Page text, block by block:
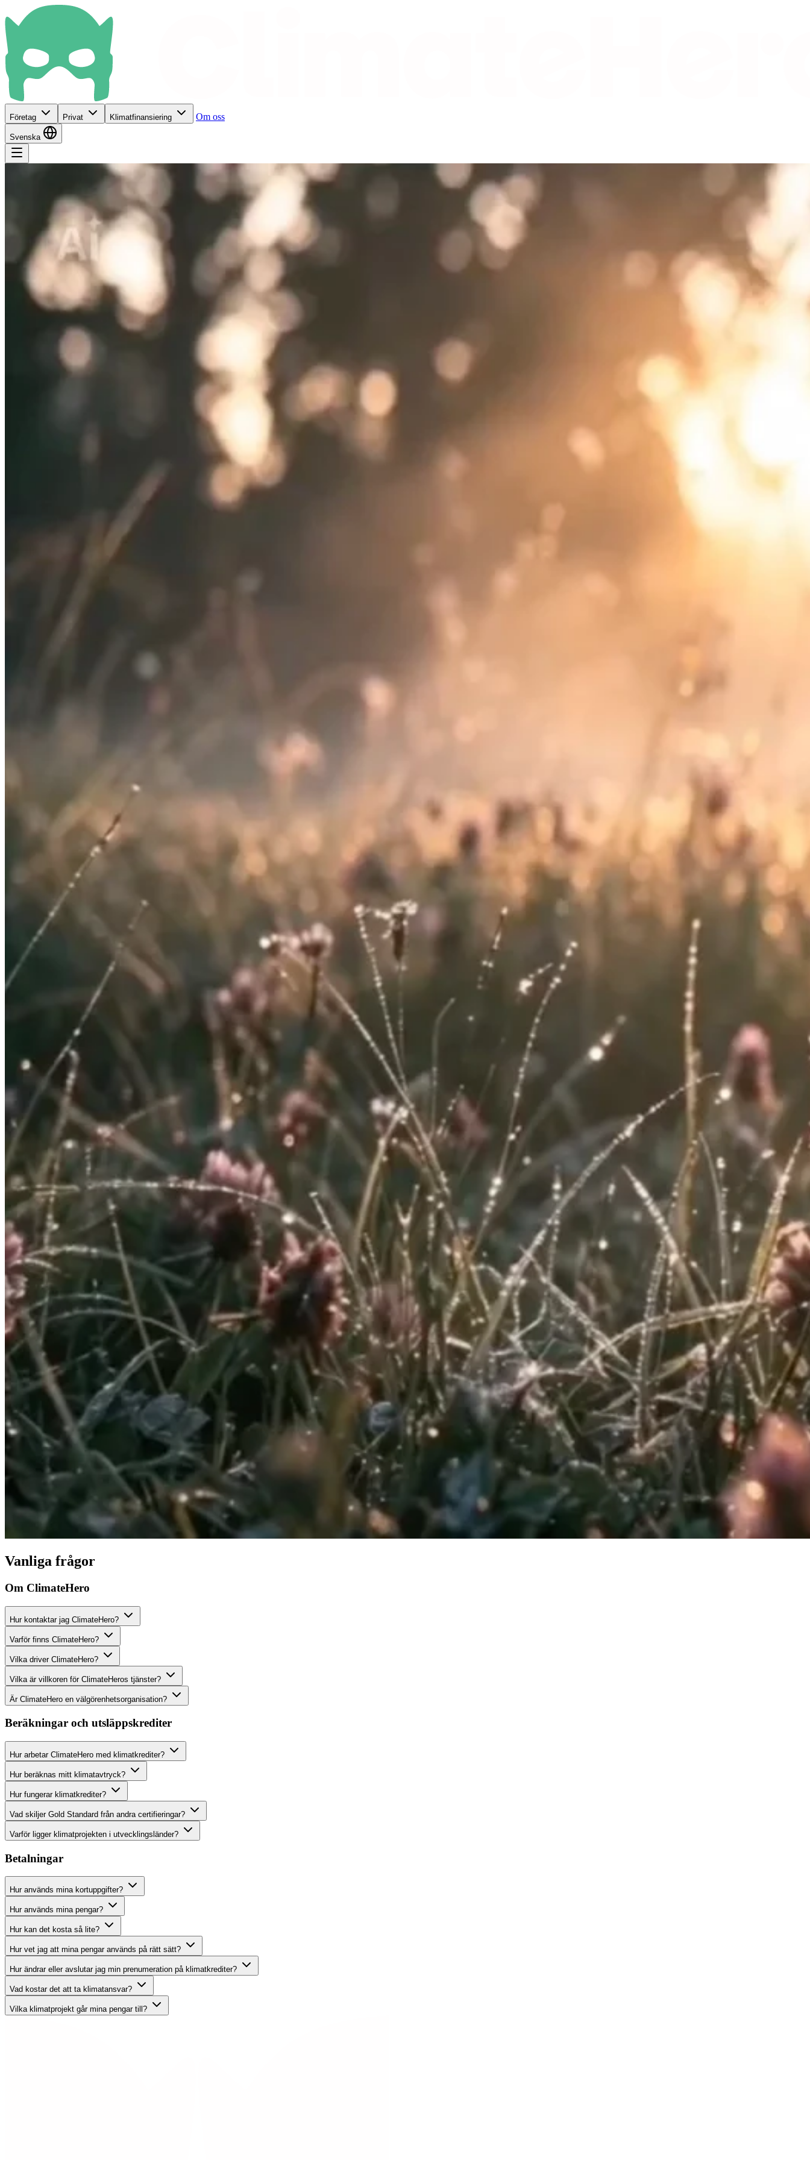
Företag Privat Klimatfinansiering Om oss
Svenska
Vanliga frågor
Om ClimateHero
Hur kontaktar jag ClimateHero?
Varför finns ClimateHero?
Vilka driver ClimateHero?
Vilka är villkoren för ClimateHeros tjänster?
Är ClimateHero en välgörenhetsorganisation?
Beräkningar och utsläppskrediter
Hur arbetar ClimateHero med klimatkrediter?
Hur beräknas mitt klimatavtryck?
Hur fungerar klimatkrediter?
Vad skiljer Gold Standard från andra certifieringar?
Varför ligger klimatprojekten i utvecklingsländer?
Betalningar
Hur används mina kortuppgifter?
Hur används mina pengar?
Hur kan det kosta så lite?
Hur vet jag att mina pengar används på rätt sätt?
Hur ändrar eller avslutar jag min prenumeration på klimatkrediter?
Vad kostar det att ta klimatansvar?
Vilka klimatprojekt går mina pengar till?